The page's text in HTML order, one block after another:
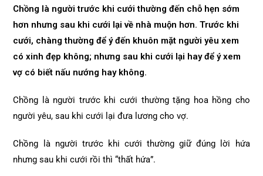
Chồng là người trước khi cưới thường đến chỗ hẹn sớm
hơn nhưng sau khi cưới lại về nhà muộn hơn. Trước khi
cưới, chàng thường để ý đến khuôn mặt người yêu xem
có xinh đẹp không; nhưng sau khi cưới lại hay để ý xem
vợ có biết nấu nướng hay không.
Chồng là người trước khi cưới thường tặng hoa hồng cho
người yêu, sau khi cưới lại đưa lương cho vợ.
Chồng là người trước khi cưới thường giữ đúng lời hứa
nhưng sau khi cưới rồi thì “thất hứa”.